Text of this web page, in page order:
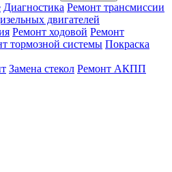
Диагностика Ремонт трансмиссии
двигателей
Ремонт ходовой Ремонт
тормозной системы Покраска
Замена стекол Ремонт АКПП